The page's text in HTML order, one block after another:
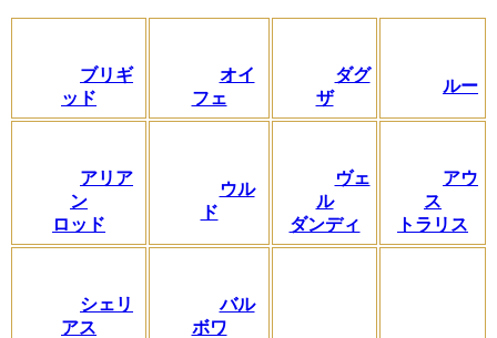
ブリギ
ッド
オイ
フェ
ダグ
ザ
ルー
アリア
ン
ロッド
ウル
ド
ヴェ
ル
ダンディ
アウ
ス
トラリス
シェリ
アス
バル
ボワ